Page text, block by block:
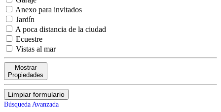
Anexo para invitados
Jardín
A poca distancia de la ciudad
Ecuestre
Vistas al mar
Mostrar
Propiedades
Limpiar formulario
Búsqueda Avanzada